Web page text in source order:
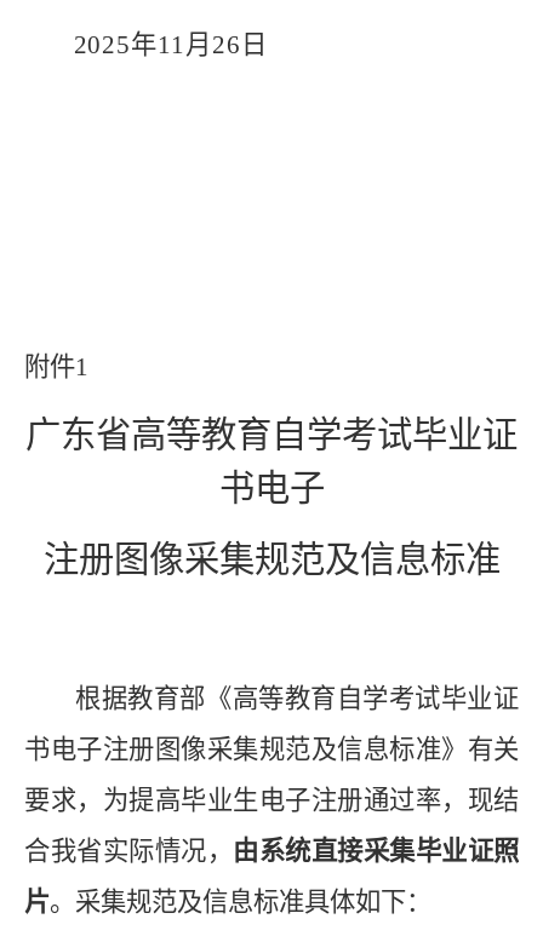
2025年11月 26 日
附件1
广东省高等教育自学考试毕业证
书电子
注册图像采集规范及信息标准
根据教育部《高等教育自学考试毕业证
书电子注册图像采集规范及信息标准》有关
要求，为提高毕业生电子注册通过率，现结
合我省实际情况，
由系统直接采集毕业证照
片。采集规范及信息标准具体如下：